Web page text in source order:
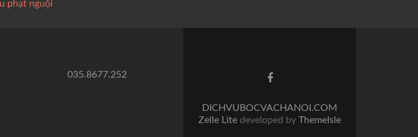
phạt nguội
035.8677.252
Facebook
DICHVUBOCVACHANOI.COM
Zelle Lite developed by ThemeIsle